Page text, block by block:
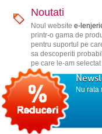
Noutati
Noul website e-
printr-o gama de
pentru suportul pe
sa descoperiti
pe care le-am
Nu rata